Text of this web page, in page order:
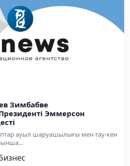
Зимбабве
Эммерсон
ауыл шаруашылығы мен тау-кен